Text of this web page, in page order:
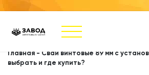
Главная - Сваи винтовые 89 мм с
выбрать и где купить?